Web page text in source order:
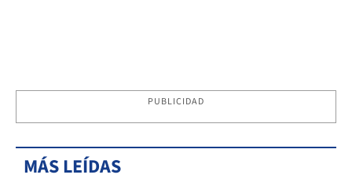
PUBLICIDAD
MÁS LEÍDAS